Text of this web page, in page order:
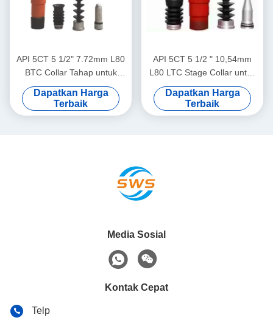
API 5CT 5 1/2" 7.72mm L80
BTC Collar Tahap untuk
Pengeboran Sumur Minyak
Dapatkan Harga
Terbaik
API 5CT 5 1/2 " 10,54mm
L80 LTC Stage Collar untuk
Oil Well Cementing
Dapatkan Harga
Terbaik
Media Sosial
Kontak Cepat
Telp